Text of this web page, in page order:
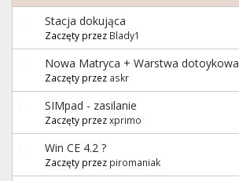
Stacja dokująca
Zaczęty przez Blady1
Nowa Matryca + Warstwa dotoykowa
Zaczęty przez askr
SIMpad - zasilanie
Zaczęty przezxprimo
Win CE 4.2 ?
Zaczęty przez piromaniak